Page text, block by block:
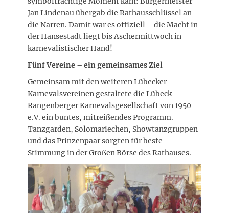
Jan Lindenau übergab die Rathausschlüssel an
die Narren. Damit war es offiziell – die Macht in
der Hansestadt liegt bis Aschermittwoch in
karnevalistischer Hand!
Fünf Vereine – ein gemeinsames Ziel
Gemeinsam mit den weiteren Lübecker
Karnevalsvereinen gestaltete die Lübeck-
Rangenberger Karnevalsgesellschaft von 1950
e.V. ein buntes, mitreißendes Programm.
Tanzgarden, Solomariechen, Showtanzgruppen
und das Prinzenpaar sorgten für beste
Stimmung in der Großen Börse des Rathauses.